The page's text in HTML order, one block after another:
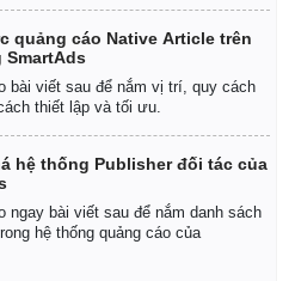
Ô tô - Xe máy
Ô tô
Xe máy
Tư vấn
quảng cáo Native Article trên
SmartAds
bài viết sau để nắm vị trí, quy cách
thiết lập và tối ưu.
hệ thống Publisher đối tác của
ngay bài viết sau để nắm danh sách
hệ thống quảng cáo của